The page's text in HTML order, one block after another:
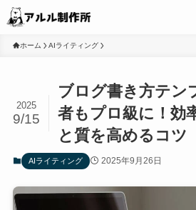
ホーム AIライティング
ブログ書き方テン
者もプロ級に！効
と質を高めるコツ
2025
9/15
AIライティング 2025年9月26日